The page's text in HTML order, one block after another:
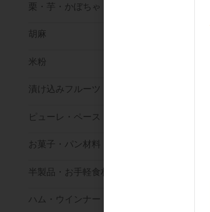
栗・芋・かぼちゃ
胡麻
米粉
漬け込みフルーツ
ピューレ・ペースト
お菓子・パン材料
半製品・お手軽食材
ハム・ウインナー